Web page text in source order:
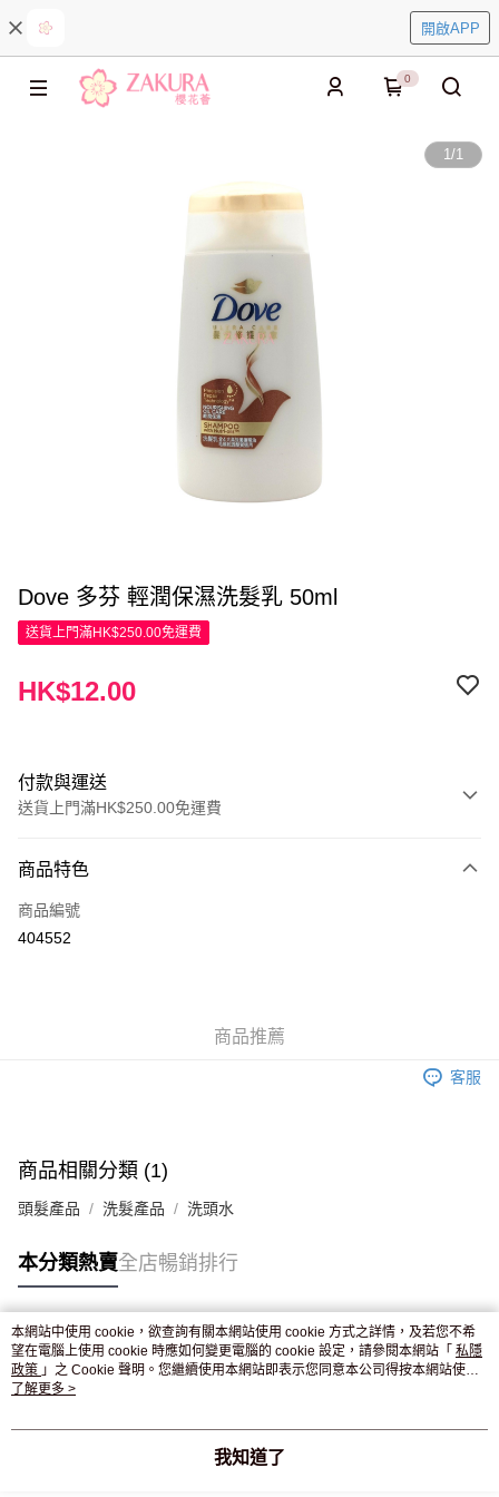
開啟APP
0
1/1
Dove 多芬 輕潤保濕洗髮乳 50ml
送貨上門滿HK$250.00免運費
HK$12.00
付款與運送
送貨上門滿HK$250.00免運費
信用卡
Apple Pay
付款後門市自取，訂單確認後2-4個工作天到店，7天內取。逾期後
商品特色
商品編號
404552
商品推薦
客服
商品相關分類 (1)
頭髮產品 洗髮產品 洗頭水
本分類熱賣全店暢銷排行
熱門標籤
熱銷排行
本網站中使用 cookie，欲查詢有關本網站使用 cookie 方式之詳情，及若您不希
望在電腦上使用 cookie 時應如何變更電腦的 cookie 設定，請參閱本網站「 私隱
政策 」之 Cookie 聲明。您繼續使用本網站即表示您同意本公司得按本網站使用
條款之 Cookie 聲明使用 cookie。
了解更多 >
我知道了